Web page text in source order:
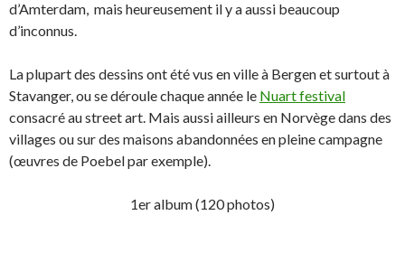
d’Amterdam, mais heureusement il y a aussi beaucoup
d’inconnus.
La plupart des dessins ont été vus en ville à Bergen et surtout à
Stavanger, ou se déroule chaque année le Nuart festival
consacré au street art. Mais aussi ailleurs en Norvège dans des
villages ou sur des maisons abandonnées en pleine campagne
(œuvres de Poebel par exemple).
1er album (120 photos)